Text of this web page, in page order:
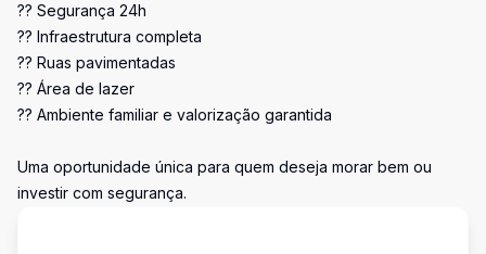
?? Segurança 24h
?? Infraestrutura completa
?? Ruas pavimentadas
?? Área de lazer
?? Ambiente familiar e valorização garantida
Uma oportunidade única para quem deseja morar bem ou
investir com segurança.